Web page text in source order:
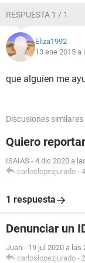
RESPUESTA 1 / 1
Eliza1992
13 ene 2015 a
que alguien me
Discusiones similares
Quiero
ISAIAS - 4 dic 2020 a
carloslopezjurado -
1 respuesta
Denunciar un
Juan - 19 jul 2020 a las
carloslopezjurado -